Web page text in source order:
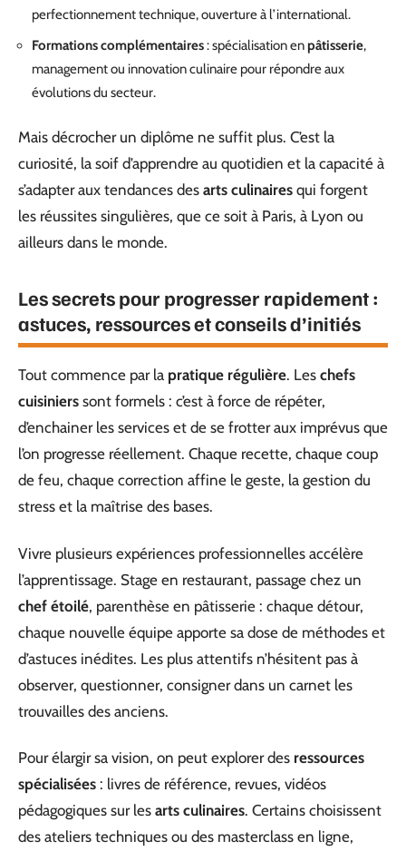
perfectionnement technique, ouverture à l’international.
Formations complémentaires: spécialisation enpâtisserie,
management ou innovation culinaire pour répondre aux
évolutions du secteur.
Mais décrocher un diplôme ne suffit plus. C’est la
curiosité, la soif d’apprendre au quotidien et la capacité à
s’adapter aux tendances des arts culinaires qui forgent
les réussites singulières, que ce soit à Paris, à Lyon ou
ailleurs dans le monde.
Les secrets pour progresser rapidement :
astuces, ressources et conseils d’initiés
Tout commence par la pratique régulière. Les chefs
cuisiniers sont formels : c’est à force de répéter,
d’enchainer les services et de se frotter aux imprévus que
l’on progresse réellement. Chaque recette, chaque coup
de feu, chaque correction affine le geste, la gestion du
stress et la maîtrise des bases.
Vivre plusieurs expériences professionnelles accélère
l’apprentissage. Stage en restaurant, passage chez un
chef étoilé, parenthèse en pâtisserie : chaque détour,
chaque nouvelle équipe apporte sa dose de méthodes et
d’astuces inédites. Les plus attentifs n’hésitent pas à
observer, questionner, consigner dans un carnet les
trouvailles des anciens.
Pour élargir sa vision, on peut explorer des ressources
spécialisées : livres de référence, revues, vidéos
pédagogiques sur les arts culinaires. Certains choisissent
des ateliers techniques ou des masterclass en ligne,